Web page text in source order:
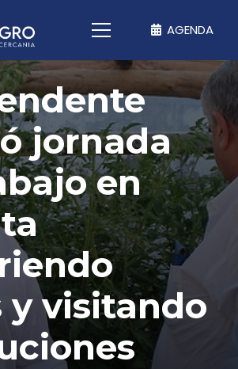
AGENDA
jornada
en
y visitando